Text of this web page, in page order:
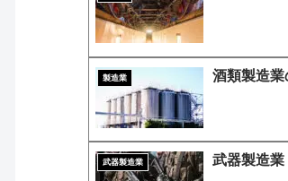
製造業 酒類製造業
武器製造業 武器製造業